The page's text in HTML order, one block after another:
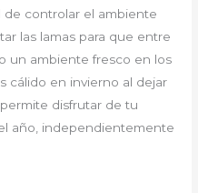
de controlar el ambiente
las lamas para que entre
un ambiente fresco en los
cálido en invierno al dejar
disfrutar de tu
año, independientemente